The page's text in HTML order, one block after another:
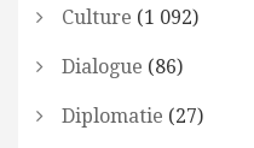
Culture (1 092)
Dialogue (86)
Diplomatie (27)